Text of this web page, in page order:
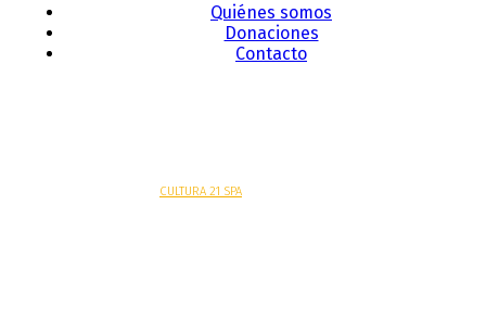
Quiénes somos
Donaciones
Contacto
CULTURA 21 SPA